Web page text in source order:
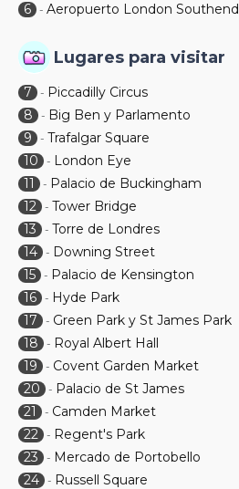
6 - Aeropuerto London Southend
Lugares para visitar
7 - Piccadilly Circus
8
- Big Ben y Parlamento
9
- Trafalgar Square
10
- London Eye
11
- Palacio de Buckingham
12 - Tower Bridge
13
- Torre de Londres
14 - Downing Street
15 - Palacio de Kensington
16 - Hyde Park
17
- Green Park y St James Park
18
- Royal Albert Hall
19
- Covent Garden Market
20
- Palacio de St James
21
- Camden Market
22 - Regent's Park
23
- Mercado de Portobello
24 - Russell Square